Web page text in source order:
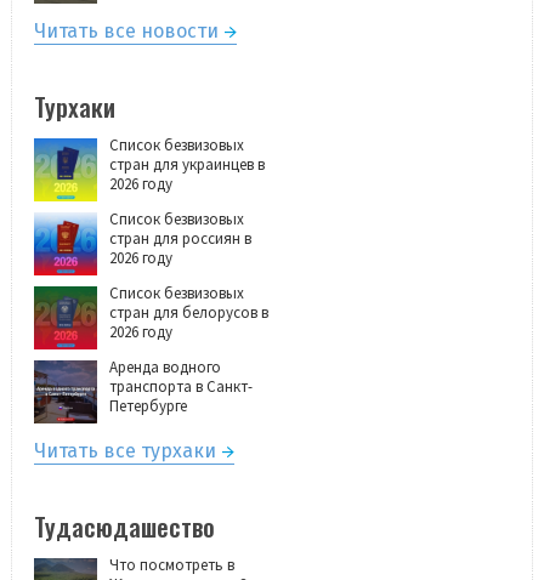
Читать все новости
Турхаки
Список безвизовых
стран для украинцев в
2026 году
Список безвизовых
стран для россиян в
2026 году
Список безвизовых
стран для белорусов в
2026 году
Аренда водного
транспорта в Санкт-
Петербурге
Читать все турхаки
Тудасюдашество
Что посмотреть в